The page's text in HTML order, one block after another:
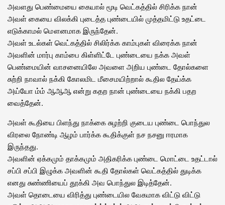
அவளது பெண்மையை கையால் மூடி வெட்கத்தில் சிரிக்க நான்
அவள் கையை விலக்கி புடைத்த புண்டையில் முத்தமிட்டு உதட்டை
எடுக்காமல் மௌனமாக இருந்தேன்.
அவள் உடல்கள் வெட்கத்தில் சிலிர்க்க காம்புகள் விரைக்க நான்
அவளின் மார்பு காம்பை கிள்ளிட்டே புண்டையை நக்க அவள்
பெண்மையின் வாசனையிலே அவளை அறிய புண்டை தோல்களை
சுற்றி நாவால் நக்கி கோலமிட மீசைமயிற்றால் கூதில தேய்க்க
அய்யோ ம்ம் ஆஆஆ என்று கதற நான் புண்டையை நக்கி பதற
வைத்தேன்.
அவள் கூதியை பிளந்து நாக்கை சுழற்றி குடைய புண்டை பொந்துல
விரலை நோண்டி ஆழம் பார்க்க கூதிக்குள் நச நசனு ஈரமாக
இருந்தது.
அவளின் ஏக்கமும் தாக்கமும் அதிகரிக்க புண்டை மொட்டை உதட்டால்
சப்பி சப்பி இழுக்க அவளின் கூதி தோல்கள் வெட்கத்தில் துடிக்க
எனது சுண்ணியைப் தூக்கி அவ பொந்துல இடித்தேன்.
அவள் தொடையை விரித்து புண்டையில வேகமாக விட்டு விட்டு